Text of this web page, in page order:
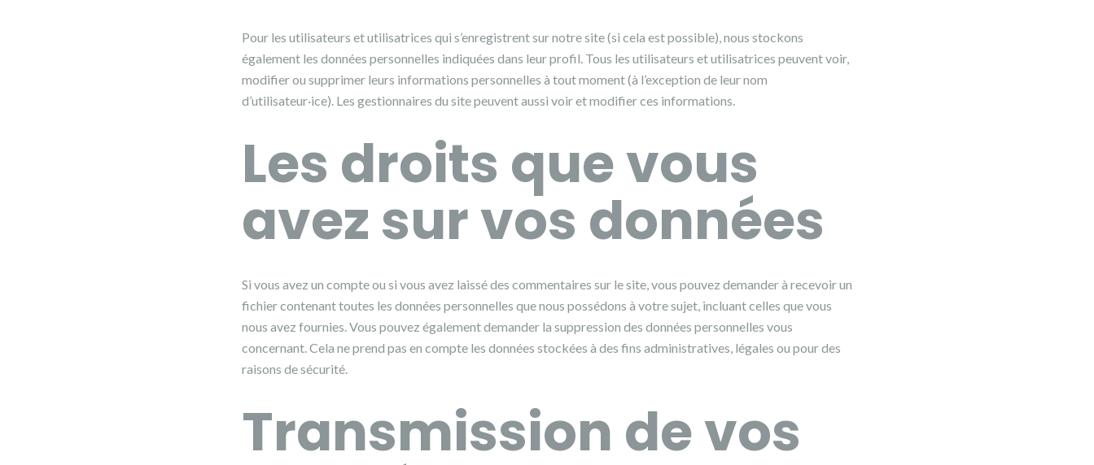
Pour les utilisateurs et utilisatrices qui s’enregistrent sur notre site (si cela est possible), nous stockons
également les données personnelles indiquées dans leur profil. Tous les utilisateurs et utilisatrices peuvent voir,
modifier ou supprimer leurs informations personnelles à tout moment (à l’exception de leur nom
d’utilisateur·ice). Les gestionnaires du site peuvent aussi voir et modifier ces informations.
Les droits que vous
avez sur vos données
Si vous avez un compte ou si vous avez laissé des commentaires sur le site, vous pouvez demander à recevoir un
fichier contenant toutes les données personnelles que nous possédons à votre sujet, incluant celles que vous
nous avez fournies. Vous pouvez également demander la suppression des données personnelles vous
concernant. Cela ne prend pas en compte les données stockées à des fins administratives, légales ou pour des
raisons de sécurité.
Transmission de vos